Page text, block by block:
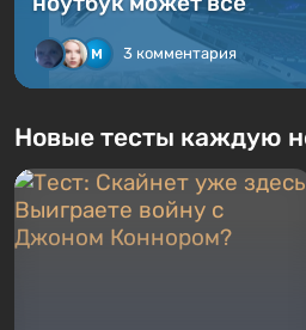
3 комментария
Новые тесты каждую